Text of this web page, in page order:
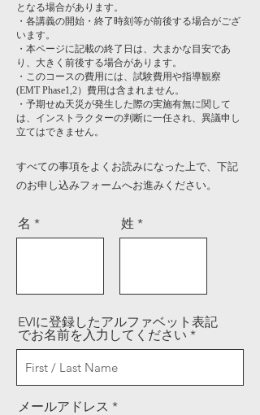
となる場合があります。
・各講義の開始・終了時刻等が前後する場合がござ
います。
・本ページに記載の終了日は、大まかな目安であ
り、大きく前後する場合があります。
・このコースの費用には、試験費用や指導観察
(EMT Phase1,2）費用は含まれません。
・予期せぬ天災が発生した際の実施有無に関して
は、インストラクターの判断に一任され、異議申し
立てはできません。
すべての事項をよくお読みになった上で、下記
のお申し込みフォームへお進みください。
名 姓
EVIに登録したアルファベット表記
でお名前を入力してください
メールアドレス